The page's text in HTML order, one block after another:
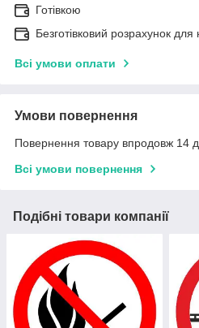
Готівкою
Безготівковий розрахунок
Всі умови оплати
Умови повернення
Повернення товару впродовж 14
Всі умови повернення
Подібні товари компанії